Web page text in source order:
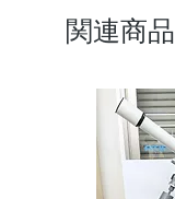
関連商品